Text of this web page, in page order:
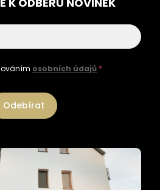
osobních údajů *
Odebírat